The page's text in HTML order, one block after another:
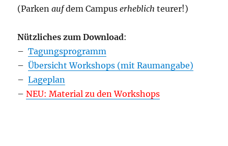
(Parkenaufdem Campuserheblichteurer!)
Nützliches zum Download:
–Tagungsprogramm
–Übersicht Workshops (mit Raumangabe)
–Lageplan
–NEU: Material zu den Workshops